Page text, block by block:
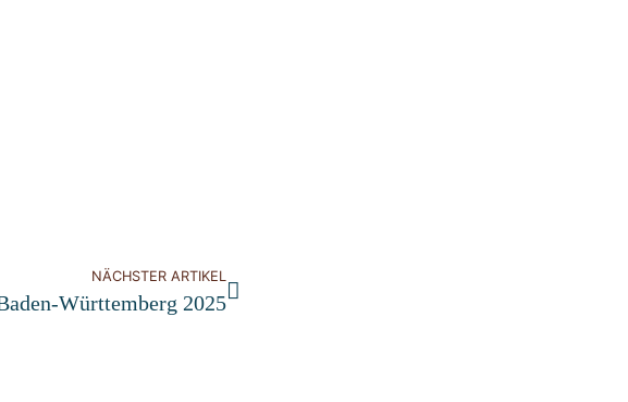
NÄCHSTER ARTIKEL
Württemberg 2025